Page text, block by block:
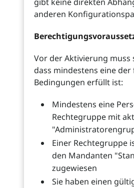
anderen
Vor der Aktivierung muss
dass mindestens eine
Bedingungen erfüllt ist:
Mindestens eine
Rechtegruppe mit
Einer Rechtegruppe
den Mandanten
zugewiesen
Sie haben einen